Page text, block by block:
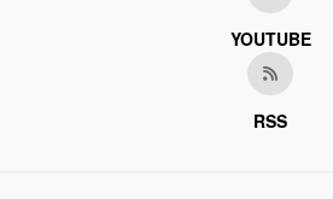
YOUTUBE
RSS